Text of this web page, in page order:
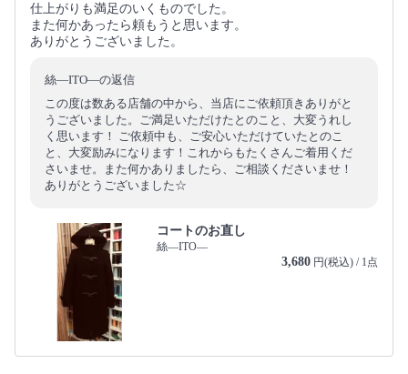
仕上がりも満足のいくものでした。
また何かあったら頼もうと思います。
ありがとうございました。
絲―ITO―の返信
この度は数ある店舗の中から、当店にご依頼頂きありがと
うございました。ご満足いただけたとのこと、大変うれし
く思います！ ご依頼中も、ご安心いただけていたとのこ
と、大変励みになります！これからもたくさんご着用くだ
さいませ。また何かありましたら、ご相談くださいませ！
ありがとうございました☆
コートのお直し
絲―ITO―
3,680 円(税込) / 1点